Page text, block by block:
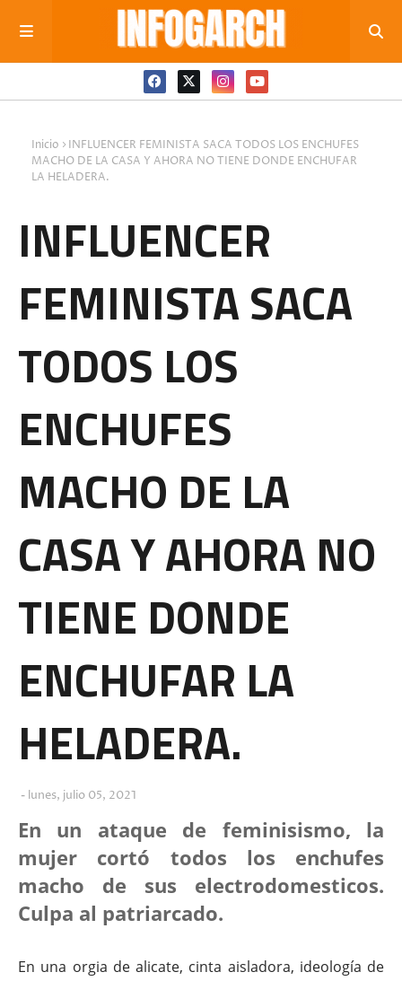
Inicio
INFLUENCER FEMINISTA SACA TODOS LOS ENCHUFES
MACHO DE LA CASA Y AHORA NO TIENE DONDE ENCHUFAR
LA HELADERA.
INFLUENCER
FEMINISTA SACA
TODOS LOS
ENCHUFES
MACHO DE LA
CASA Y AHORA NO
TIENE DONDE
ENCHUFAR LA
HELADERA.
lunes, julio 05, 2021
En un ataque de feminisismo, la
mujer cortó todos los enchufes
macho de sus electrodomesticos.
Culpa al patriarcado.
En una orgia de alicate, cinta aisladora, ideología de